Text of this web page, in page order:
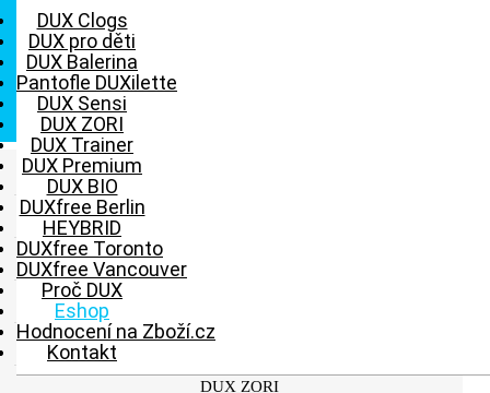
DUX Clogs
DUX pro děti
DUX Balerina
Pantofle DUXilette
DUX Sensi
DUX ZORI
DUX Trainer
DUX Premium
DUX BIO
DUXfree Berlin
HEYBRID
DUXfree Toronto
DUXfree Vancouver
Proč DUX
Eshop
Hodnocení na Zboží.cz
Kontakt
DUX Sensi
DUX ZORI